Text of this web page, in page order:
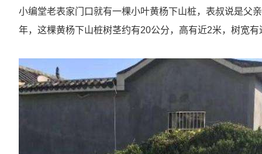
小编堂老表家门口就有一棵小叶黄杨下山桩，表叔说是父
年，这棵黄杨下山桩树茎约有20公分，高有近2米，树宽有